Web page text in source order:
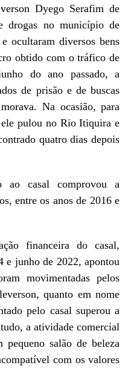
Dyego Serafim de
drogas no município de
ocultaram diversos bens
obtido com o tráfico de
do ano passado, a
de prisão e de buscas
Na ocasião, para
pulou no Rio Itiquira e
quatro dias depois
ao casal comprovou a
entre os anos de 2016 e
financeira do casal,
e junho de 2022, apontou
movimentadas pelos
quanto em nome
pelo casal superou a
a atividade comercial
salão de beleza
com os valores